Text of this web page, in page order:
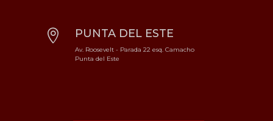
 PUNTA DEL ESTE
Av. Roosevelt - Parada 22 esq. Camacho
Punta del Este